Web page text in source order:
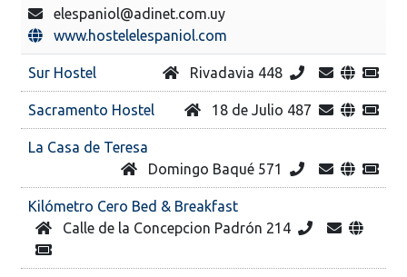
elespaniol@adinet.com.uy
www.hostelelespaniol.com
Sur Hostel Rivadavia 448
Sacramento Hostel 18 de Julio 487
La Casa de Teresa
Domingo Baqué 571
Kilómetro Cero Bed & Breakfast
Calle de la Concepcion Padrón 214